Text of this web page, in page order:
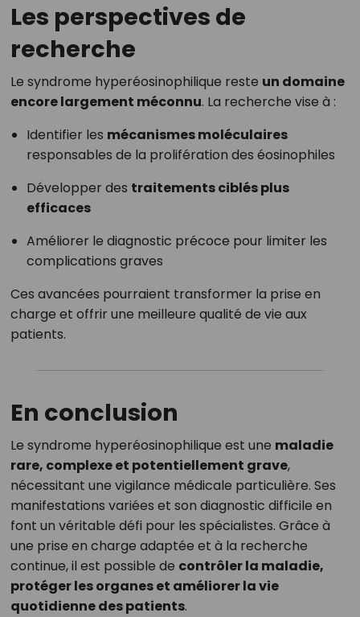
Les perspectives de
recherche
Le syndrome hyperéosinophilique reste un domaine
encore largement méconnu. La recherche vise à :
Identifier les mécanismes moléculaires
responsables de la prolifération des éosinophiles
Développer des traitements ciblés plus
efficaces
Améliorer le diagnostic précoce pour limiter les
complications graves
Ces avancées pourraient transformer la prise en
charge et offrir une meilleure qualité de vie aux
patients.
En conclusion
Le syndrome hyperéosinophilique est une maladie
rare, complexe et potentiellement grave,
nécessitant une vigilance médicale particulière. Ses
manifestations variées et son diagnostic difficile en
font un véritable défi pour les spécialistes. Grâce à
une prise en charge adaptée et à la recherche
continue, il est possible de contrôler la maladie,
protéger les organes et améliorer la vie
quotidienne des patients.